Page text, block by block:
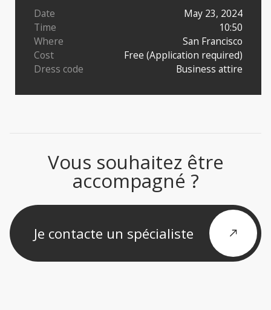
Date
May 23, 2024
Time
10:50
Where
San Francisco
Cost
Free (Application required)
Dress code
Business attire
Vous souhaitez être
accompagné ?
Je contacte un spécialiste